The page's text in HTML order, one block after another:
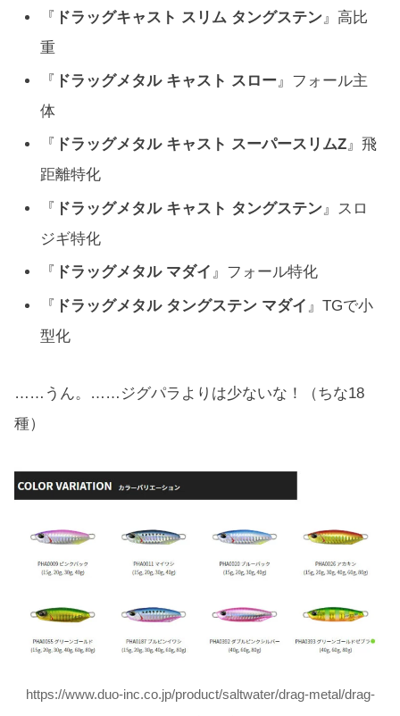
『 ドラッグキャスト スリム タングステン 』高比
重
『 ドラッグメタル キャスト スロー』フォール主
体
『
ドラッグメタル キャスト スーパースリムZ』飛
距離特化
『 ドラッグメタル キャスト タングステン 』スロ
ジギ特化
『 ドラッグメタル マダイ 』フォール特化
『 ドラッグメタル タングステン マダイ 』TGで小
型化
……うん。……ジグパラよりは少ないな！（ちな18
種）
https://www.duo-inc.co.jp/product/saltwater/drag-metal/drag-